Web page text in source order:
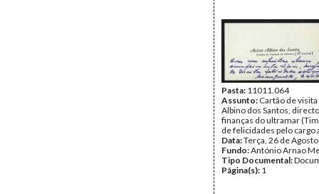
Pasta: 11011.064
Assunto: Cartão de
Albino dos Santos,
finanças do ultramar
de felicidades pelo cargo
Data:Terça, 26 de
Fundo:António Arnao
Tipo Documental:
Página(s): 1